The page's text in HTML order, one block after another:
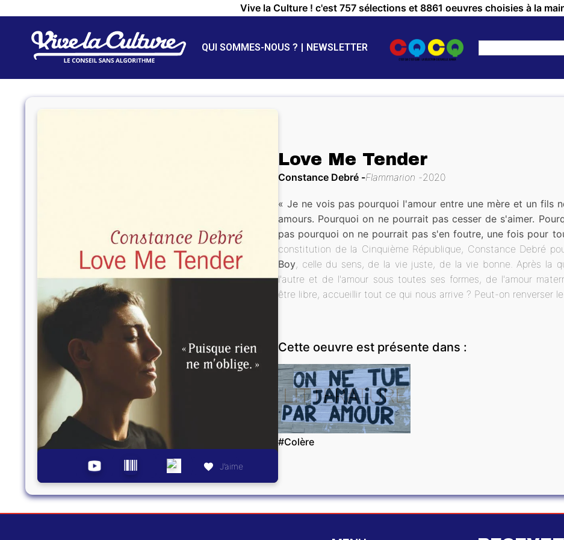
Vive la Culture ! c'est 757 sélections et 8861 oeuvres choisies à la
QUI SOMMES-NOUS ? NEWSLETTER
J’aime
Love Me Tender
Constance Debré Flammarion 2020
« Je ne vois pas pourquoi l'amour entre une mère et un fils
amours. Pourquoi on ne pourrait pas cesser de s'aimer.
pas pourquoi on ne pourrait pas s'en foutre, une fois pour
constitution de la Cinquième République, Constance Debré
Boy, celle du sens, de la vie juste, de la vie bonne. Après la
l'autre et de l'amour sous toutes ses formes, de l'amour
être libre, accueillir tout ce qui nous arrive ? Peut-on renverser
Cette oeuvre est présente dans :
LITTÉRATURE
#Colère